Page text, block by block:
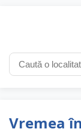
Vremea